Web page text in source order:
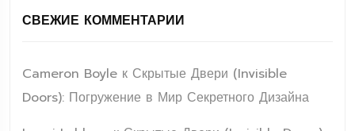
СВЕЖИЕ КОММЕНТАРИИ
Cameron Boyle к Скрытые Двери (Invisible
Doors): Погружение в Мир Секретного Дизайна